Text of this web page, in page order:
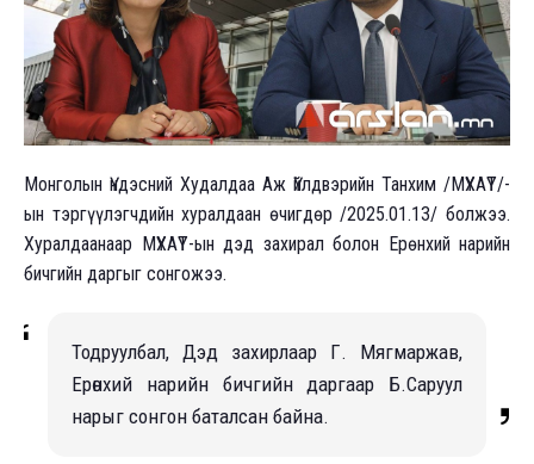
Монголын Үндэсний Худалдаа Аж Үйлдвэрийн Танхим /МҮХАҮТ/-
ын тэргүүлэгчдийн хуралдаан өчигдөр /2025.01.13/ болжээ.
Хуралдаанаар МҮХАҮТ-ын дэд захирал болон Ерөнхий нарийн
бичгийн даргыг сонгожээ.
Тодруулбал, Дэд захирлаар Г. Мягмаржав,
Ерөнхий нарийн бичгийн даргаар Б.Саруул
нарыг сонгон баталсан байна.